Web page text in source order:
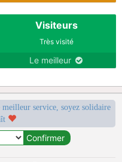
Visiteurs
Très visité
Le meilleur
service, soyez solidaire